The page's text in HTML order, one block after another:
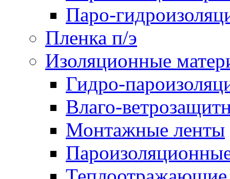
Паро-
Пленка п/э
Изоляционные
Гидро-
Влаго-
Монтажные ленты